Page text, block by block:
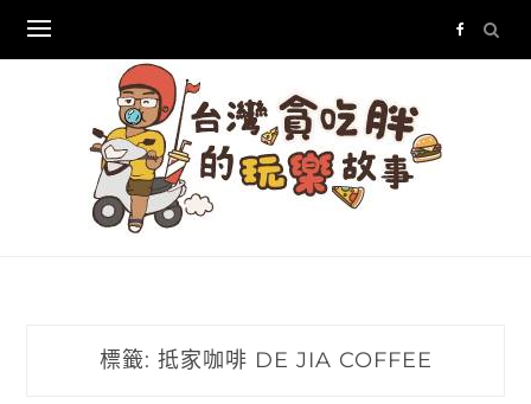
content
標籤: 抵家咖啡 DE JIA COFFEE